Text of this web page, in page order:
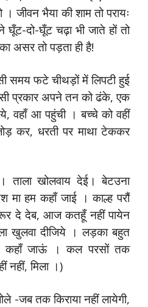
जीवन भैया की शाम तो परायः
दो-घूँट चढ़ा भी जाते हों तो
असर तो पड़ता ही है!
समय फटे चीथड़ों में लिपटी हुई
प्रकार अपने तन को ढंके, एक
वहाँ आ पहुंची । बच्चे को वहीं
कर, धरती पर माथा टेककर
ताला खोलवाय देई। बेटउना
मा हम कहाँ जाई । काल्ह परौं
दे देब, आज कतहूँ नहीं पायेन
खुलवा दीजिये । लड़का बहुत
में कहाँ जाऊं । कल परसों तक
नहीं, मिला ।)
-जब तक किराया नहीं लायेगी,